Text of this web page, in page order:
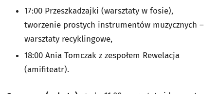
17:00 Przeszkadzajki (warsztaty w fosie),
tworzenie prostych instrumentów muzycznych –
warsztaty recyklingowe,
18:00 Ania Tomczak z zespołem Rewelacja
(amifiteatr).